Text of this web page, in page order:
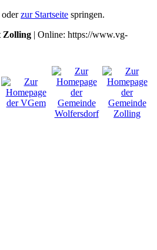
oderzur Startseite springen.
Zolling | Online: https://www.vg-